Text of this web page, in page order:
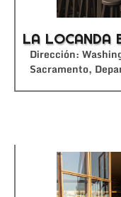
LA LOCANDA
Dirección:
Sacramento,